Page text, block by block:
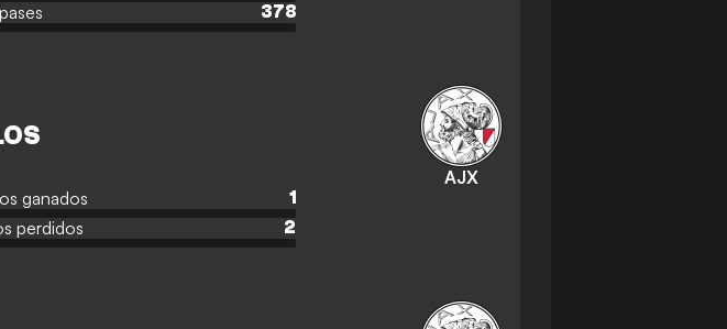
378
AJX
ganados
1
perdidos 2